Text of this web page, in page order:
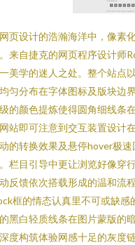
页设计的浩瀚海洋中，像素
来自捷克的网页程序设计师
美学的迷人之处。整个站点
匀分布在字体图标及版块边
的颜色提炼使得圆角细线条
站即可注意到交互装置设计
的转换效果及悬停hover极
栏目引导中更让浏览好像穿
反馈依次搭载形成的温和流
框的情态认真里不可或缺
黑白轻质线条在图片蒙版的
度构筑体验网感十足的灰度